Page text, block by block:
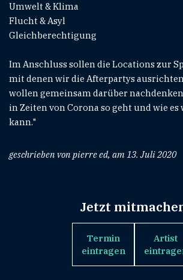
Umwelt & Klima
Flucht & Asyl
Gleichberechtigung
Im Anschluss sollen die Locations zur
mit denen wir die Afterpartys
wollen gemeinsam darüber
in Zeiten von Corona so geht und wie
kann."
geschrieben von pierre ed, am 13. Juli 2020
Jetzt
Termin
eintragen
Artist